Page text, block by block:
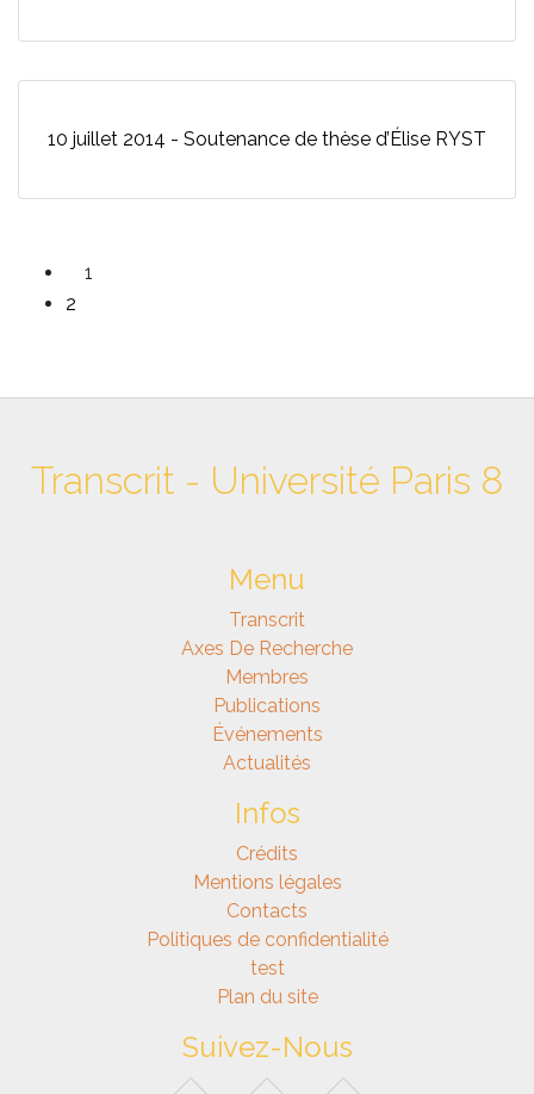
10 juillet 2014 - Soutenance de thèse d’Élise RYST
1
2
Transcrit - Université Paris 8
Menu
Transcrit
Axes De Recherche
Membres
Publications
Événements
Actualités
Infos
Crédits
Mentions légales
Contacts
Politiques de confidentialité
test
Plan du site
Suivez-Nous